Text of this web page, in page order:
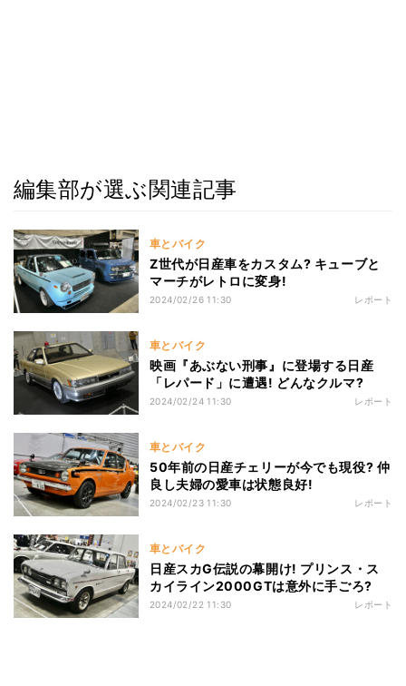
編集部が選ぶ関連記事
車とバイク
Z世代が日産車をカスタム? キューブと
マーチがレトロに変身!
2024/02/26 11:30 レポート
車とバイク
映画『あぶない刑事』に登場する日産
「レパード」に遭遇! どんなクルマ?
2024/02/24 11:30 レポート
車とバイク
50年前の日産チェリーが今でも現役? 仲
良し夫婦の愛車は状態良好!
2024/02/23 11:30 レポート
車とバイク
日産スカG伝説の幕開け! プリンス・ス
カイライン2000GTは意外に手ごろ?
2024/02/22 11:30 レポート